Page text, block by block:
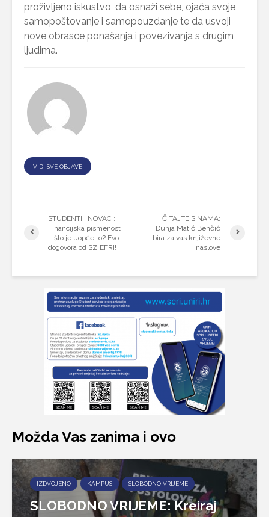
proživljeno iskustvo, da osnaži sebe, ojača svoje
samopoštovanje i samopouzdanje te da usvoji
nove obrasce ponašanja i povezivanja s drugim
ljudima.
VIDI SVE OBJAVE
STUDENTI I NOVAC :
Financijska pismenost
– što je uopće to? Evo
dogovora od SZ EFRI!
ČITAJTE S NAMA:
Dunja Matić Benčić
bira za vas književne
naslove
Možda Vas zanima i ovo
IZDVOJENO KAMPUS SLOBODNO VRIJEME
SLOBODNO VRIJEME: Kreiraj